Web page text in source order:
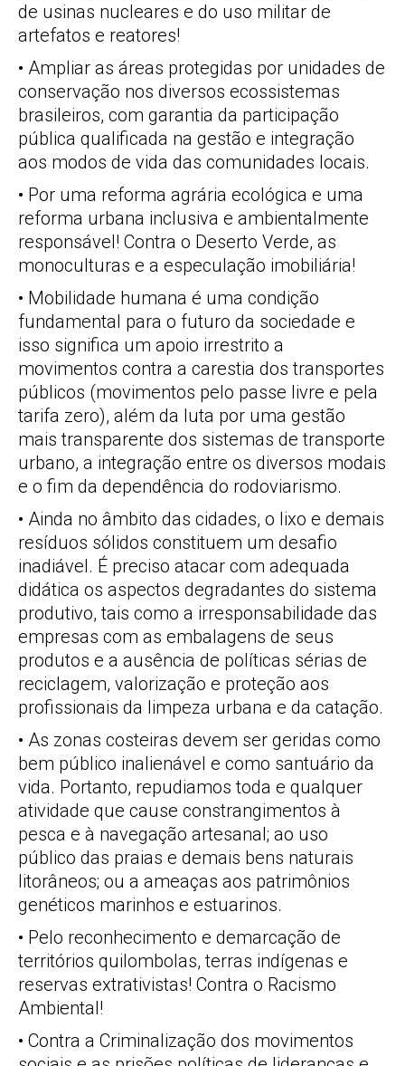
de usinas nucleares e do uso militar de
artefatos e reatores!
• Ampliar as áreas protegidas por unidades de
conservação nos diversos ecossistemas
brasileiros, com garantia da participação
pública qualificada na gestão e integração
aos modos de vida das comunidades locais.
• Por uma reforma agrária ecológica e uma
reforma urbana inclusiva e ambientalmente
responsável! Contra o Deserto Verde, as
monoculturas e a especulação imobiliária!
• Mobilidade humana é uma condição
fundamental para o futuro da sociedade e
isso significa um apoio irrestrito a
movimentos contra a carestia dos transportes
públicos (movimentos pelo passe livre e pela
tarifa zero), além da luta por uma gestão
mais transparente dos sistemas de transporte
urbano, a integração entre os diversos modais
e o fim da dependência do rodoviarismo.
• Ainda no âmbito das cidades, o lixo e demais
resíduos sólidos constituem um desafio
inadiável. É preciso atacar com adequada
didática os aspectos degradantes do sistema
produtivo, tais como a irresponsabilidade das
empresas com as embalagens de seus
produtos e a ausência de políticas sérias de
reciclagem, valorização e proteção aos
profissionais da limpeza urbana e da catação.
• As zonas costeiras devem ser geridas como
bem público inalienável e como santuário da
vida. Portanto, repudiamos toda e qualquer
atividade que cause constrangimentos à
pesca e à navegação artesanal; ao uso
público das praias e demais bens naturais
litorâneos; ou a ameaças aos patrimônios
genéticos marinhos e estuarinos.
• Pelo reconhecimento e demarcação de
territórios quilombolas, terras indígenas e
reservas extrativistas! Contra o Racismo
Ambiental!
• Contra a Criminalização dos movimentos